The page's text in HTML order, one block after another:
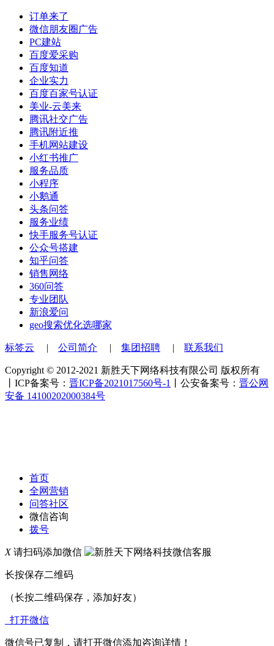
订单来了
微信朋友圈广告
PC建站
百度爱采购
百度知道
企业实力
百度百家号认证
美业-云美来
腾讯社交广告
腾讯附近推
手机网站建设
小红书推广
服务品质
小程序
小鹅通
头条问答
服务业绩
快手服务号认证
公众号搭建
知乎问答
销售网络
360问答
专业团队
新浪爱问
geo搜索优化选哪家
标签云 | 公司简介 | 集团招聘 | 联系我们
Copyright © 2012-2021 新胜天下网络科技有限公司 版权所有
丨ICP备案号： 晋ICP备2021017560号-1 丨公安备案号： 晋公网
安备 14100202000384号
首页
全网营销
问答社区
微信咨询
拨号
X请扫码添加微信
长按保存二维码
（长按二维码保存，添加好友）
打开微信
微信号已复制，请打开微信添加咨询详情！